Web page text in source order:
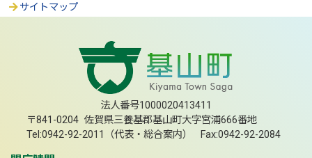
サイトマップ
法人番号1000020413411
〒841-0204 佐賀県三養基郡基山町大字宮浦666番地
Tel:0942-92-2011（代表・総合案内） Fax:0942-92-2084